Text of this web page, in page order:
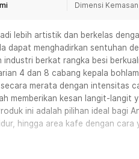
Senin - Jumat
Senin - Jumat (08:00 -
Senin - Jumat (08:00 -
Dimensi Kemasan
lebih artistik dan berkelas
dapat menghadirkan sentuhan
industri berkat rangka besi
4 dan 8 cabang kepala
merata dengan intensitas
memberikan kesan langit-langit
ini adalah pilihan ideal bagi
hingga area kafe dengan cara